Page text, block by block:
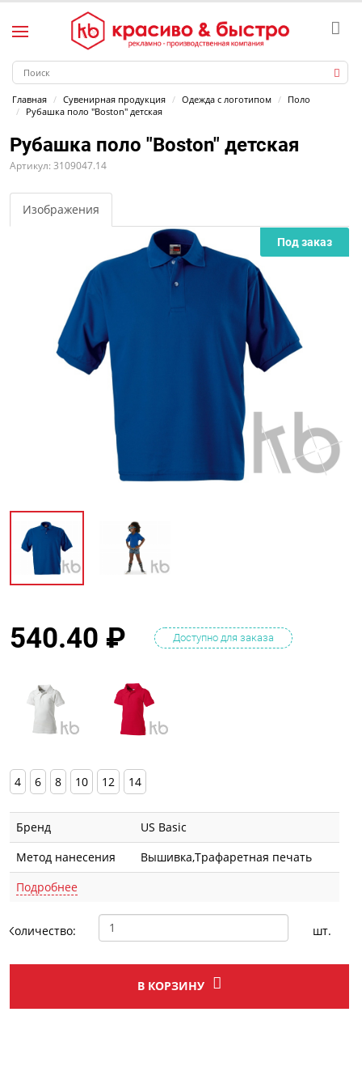
Главная Сувенирная продукция Одежда с логотипом
Поло
Рубашка поло "Boston" детская
Рубашка поло "Boston" детская
Артикул: 3109047.14
Изображения
Под заказ
540.40 ₽ Доступно для заказа
4 6 8 10 12 14
Бренд
US Basic
Метод нанесения
Вышивка,Трафаретная печать
Подробнее
Количество: шт.
В КОРЗИНУ